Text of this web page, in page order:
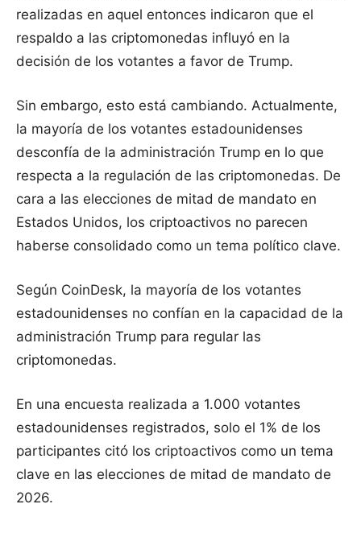
realizadas en aquel entonces indicaron que el
respaldo a las criptomonedas influyó en la
decisión de los votantes a favor de Trump.
Sin embargo, esto está cambiando. Actualmente,
la mayoría de los votantes estadounidenses
desconfía de la administración Trump en lo que
respecta a la regulación de las criptomonedas. De
cara a las elecciones de mitad de mandato en
Estados Unidos, los criptoactivos no parecen
haberse consolidado como un tema político clave.
Según CoinDesk, la mayoría de los votantes
estadounidenses no confían en la capacidad de la
administración Trump para regular las
criptomonedas.
En una encuesta realizada a 1.000 votantes
estadounidenses registrados, solo el 1% de los
participantes citó los criptoactivos como un tema
clave en las elecciones de mitad de mandato de
2026.